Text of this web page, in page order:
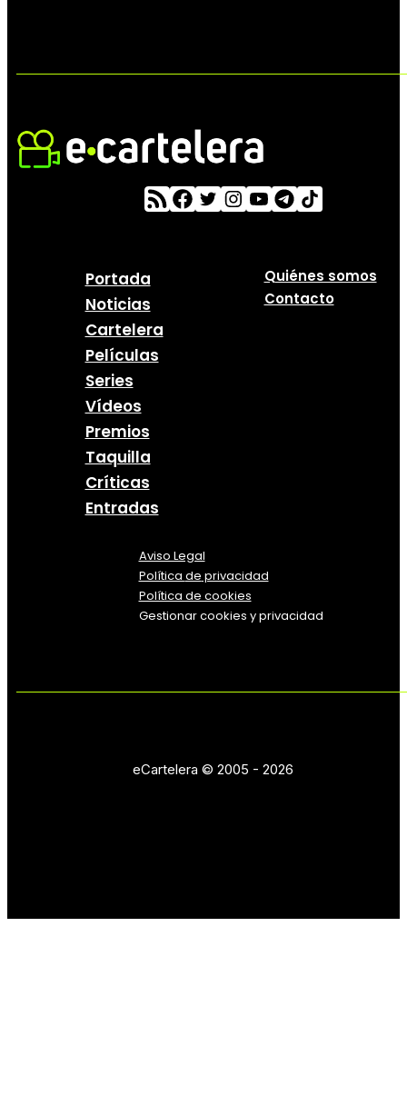
Portada
Noticias
Cartelera
Películas
Series
Vídeos
Premios
Taquilla
Críticas
Entradas
Quiénes somos
Contacto
Aviso Legal
Política de privacidad
Política de cookies
Gestionar cookies y privacidad
eCartelera © 2005 - 2026